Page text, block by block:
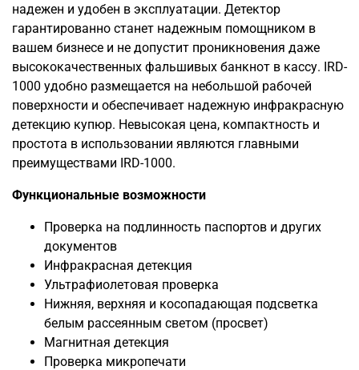
надежен и удобен в эксплуатации. Детектор
гарантированно станет надежным помощником в
вашем бизнесе и не допустит проникновения даже
высококачественных фальшивых банкнот в кассу. IRD-
1000 удобно размещается на небольшой рабочей
поверхности и обеспечивает надежную инфракрасную
детекцию купюр. Невысокая цена, компактность и
простота в использовании являются главными
преимуществами IRD-1000.
Функциональные возможности
Проверка на подлинность паспортов и других
документов
Инфракрасная детекция
Ультрафиолетовая проверка
Нижняя, верхняя и косопадающая подсветка
белым рассеянным светом (просвет)
Магнитная детекция
Проверка микропечати